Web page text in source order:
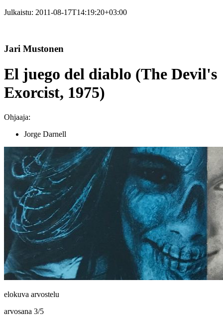
Julkaistu: 2011-08-17T14:19:20+03:00
Jari Mustonen
El juego del diablo (The Devil's
Exorcist, 1975)
Ohjaaja:
Jorge Darnell
elokuva arvostelu
arvosana 3/5